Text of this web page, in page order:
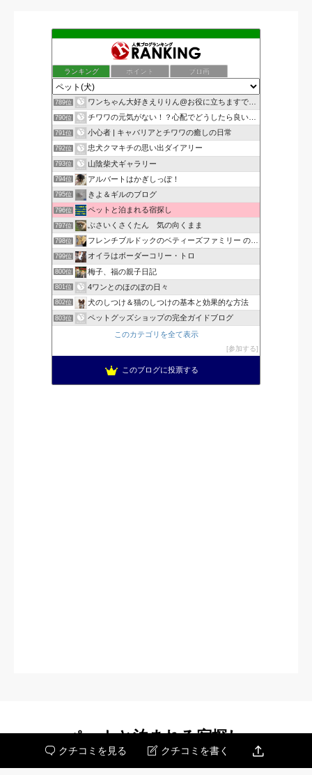
ランキング ポイント ブロ画
789位 ワンちゃん大好きえりりん@お役に立ちますでしょうか？
790位 チワワの元気がない！？心配でどうしたら良いのか悩んでいる方…
791位 小心者 | キャバリアとチワワの癒しの日常
792位 忠犬クマキチの思い出ダイアリー
793位 山陰柴犬ギャラリー
794位 アルバートはかぎしっぽ！
795位 きよ＆ギルのブログ
796位 ペットと泊まれる宿探し
797位 ぶさいくさくたん 気の向くまま
798位 フレンチブルドックのベティーズファミリー の生活
799位 オイラはボーダーコリー・トロ
800位 梅子、福の親子日記
801位 4ワンとのほのぼの日々
802位 犬のしつけ＆猫のしつけの基本と効果的な方法
803位 ペットグッズショップの完全ガイドブログ
このカテゴリを全て表示
参加する
このブログに投票する
ペットと泊まれる宿探し
 クチコミを見る  クチコミを書く 